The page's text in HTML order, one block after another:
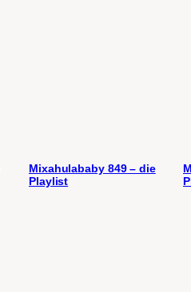
Mixahulababy 849 – die
Playlist